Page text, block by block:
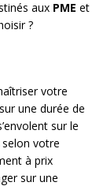
aux PME et
?
votre
une durée de
sur le
votre
à prix
sur une